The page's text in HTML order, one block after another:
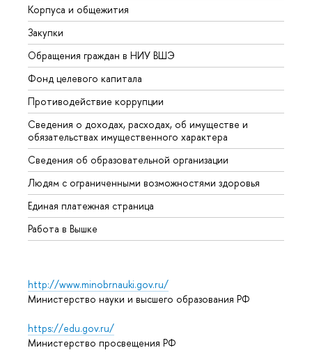
Корпуса и общежития
Закупки
Обращения граждан в НИУ ВШЭ
Фонд целевого капитала
Противодействие коррупции
Сведения о доходах, расходах, об имуществе и
обязательствах имущественного характера
Сведения об образовательной организации
Людям с ограниченными возможностями здоровья
Единая платежная страница
Работа в Вышке
http://www.minobrnauki.gov.ru/
Министерство науки и высшего образования РФ
https://edu.gov.ru/
Министерство просвещения РФ